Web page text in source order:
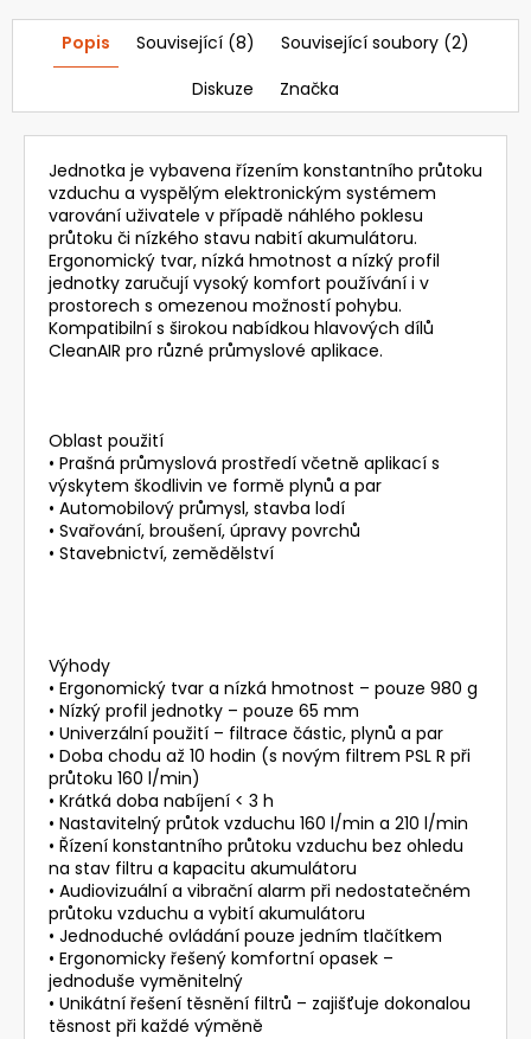
Popis Související (8)
Související soubory (2)
Diskuze
Značka
Jednotka je vybavena řízením konstantního průtoku
vzduchu a vyspělým elektronickým systémem
varování uživatele v případě náhlého poklesu
průtoku či nízkého stavu nabití akumulátoru.
Ergonomický tvar, nízká hmotnost a nízký profil
jednotky zaručují vysoký komfort používání i v
prostorech s omezenou možností pohybu.
Kompatibilní s širokou nabídkou hlavových dílů
CleanAIR pro různé průmyslové aplikace.
Oblast použití
• Prašná průmyslová prostředí včetně aplikací s
výskytem škodlivin ve formě plynů a par
• Automobilový průmysl, stavba lodí
• Svařování, broušení, úpravy povrchů
• Stavebnictví, zemědělství
Výhody
• Ergonomický tvar a nízká hmotnost – pouze 980 g
• Nízký profil jednotky – pouze 65 mm
• Univerzální použití – filtrace částic, plynů a par
• Doba chodu až 10 hodin (s novým filtrem PSL R při
průtoku 160 l/min)
• Krátká doba nabíjení < 3 h
• Nastavitelný průtok vzduchu 160 l/min a 210 l/min
• Řízení konstantního průtoku vzduchu bez ohledu
na stav filtru a kapacitu akumulátoru
• Audiovizuální a vibrační alarm při nedostatečném
průtoku vzduchu a vybití akumulátoru
• Jednoduché ovládání pouze jedním tlačítkem
• Ergonomicky řešený komfortní opasek –
jednoduše vyměnitelný
• Unikátní řešení těsnění filtrů – zajišťuje dokonalou
těsnost při každé výměně
SYSTÉMEM
521,28
Původně: